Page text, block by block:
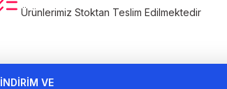
Ürünlerimiz Stoktan Teslim Edilmektedir
İNDİRİM VE